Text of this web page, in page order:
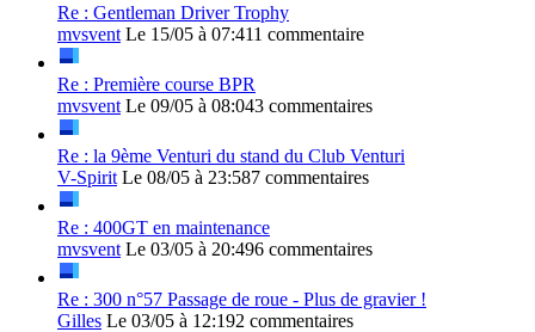
Re : Gentleman Driver Trophy
mvsvent Le 15/05 à 07:411 commentaire
Re : Première course BPR
mvsvent Le 09/05 à 08:043 commentaires
Re : la 9ème Venturi du stand du Club Venturi
V-Spirit Le 08/05 à 23:587 commentaires
Re : 400GT en maintenance
mvsvent Le 03/05 à 20:496 commentaires
Re : 300 n°57 Passage de roue - Plus de gravier !
Gilles Le 03/05 à 12:192 commentaires